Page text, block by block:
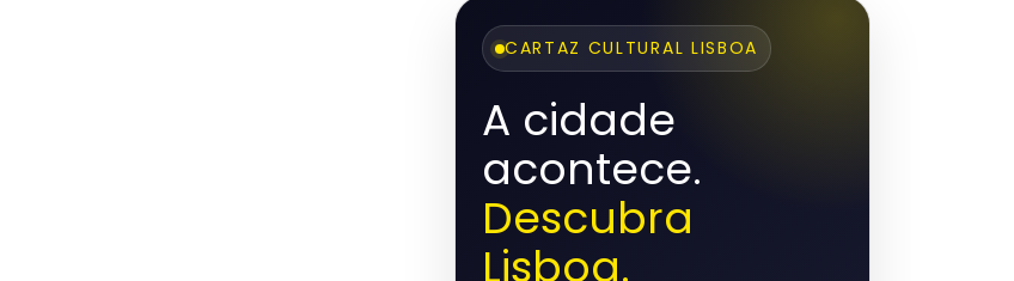
CARTAZ CULTURAL LISBOA
A cidade
acontece.
Descubra
Lisboa.